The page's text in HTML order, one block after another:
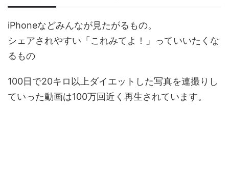
iPhoneなどみんなが見たがるもの。
シェアされやすい「これみてよ！」っていいたくな
るもの
100日で20キロ以上ダイエットした写真を連撮りし
ていった動画は100万回近く再生されています。